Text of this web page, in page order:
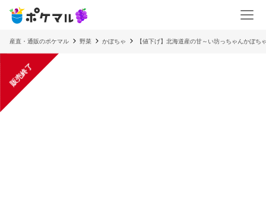
産直・通販のポケマル 野菜 かぼちゃ 【値下げ】北海道産の甘～い坊っちゃんかぼち
販売終了